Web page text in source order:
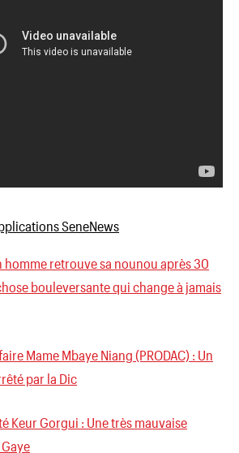
homme retrouve sa nounou après 30
bouleversante qui change à jamais
Mame Mbaye Niang (PRODAC) : Un
par la Dic
Keur Gorgui : Une très mauvaise